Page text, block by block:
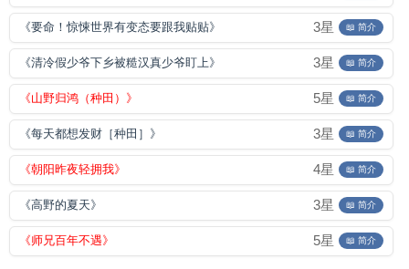
《要命！惊悚世界有变态要跟我贴贴》 3星 📖 简介
《清冷假少爷下乡被糙汉真少爷盯上》 3星 📖 简介
《山野归鸿（种田）》 5星 📖 简介
《每天都想发财［种田］》 3星 📖 简介
《朝阳昨夜轻拥我》 4星 📖 简介
《高野的夏天》 3星 📖 简介
《师兄百年不遇》 5星 📖 简介